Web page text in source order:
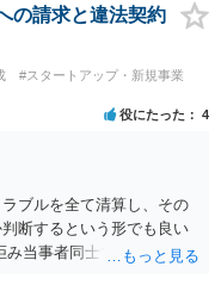
士が誤字脱字等を確認 Ⅲ
すので、どこかの段階で
高い案件では提出時に裁
とはありますので、その
。 ②証拠である薬品名を
依頼者にこちらの薬品で
他のミスに比してこれは
ただいた方がよいと思い
証のハンコが押されたま
すが、訴訟の勝敗に直結
の請求と違法契約
#スタートアップ・新規事業
役にたった 4
ブルを全て清算し、その
断するという形でも良い
当事者同士での解決が困